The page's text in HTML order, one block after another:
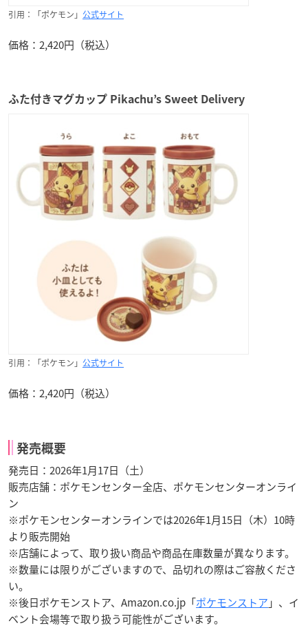
引用：「ポケモン」 公式サイト
価格：2,420円（税込）
ふた付きマグカップ Pikachu’s Sweet Delivery
引用：「ポケモン」 公式サイト
価格：2,420円（税込）
発売概要
発売日：2026年1月17日（土）
販売店舗：ポケモンセンター全店、ポケモンセンターオンライ
ン
※ポケモンセンターオンラインでは2026年1月15日（木）10時
より販売開始
※店舗によって、取り扱い商品や商品在庫数量が異なります。
※数量には限りがございますので、品切れの際はご容赦くださ
い。
※後日ポケモンストア、Amazon.co.jp「ポケモンストア 」、イ
ベント会場等で取り扱う可能性がございます。